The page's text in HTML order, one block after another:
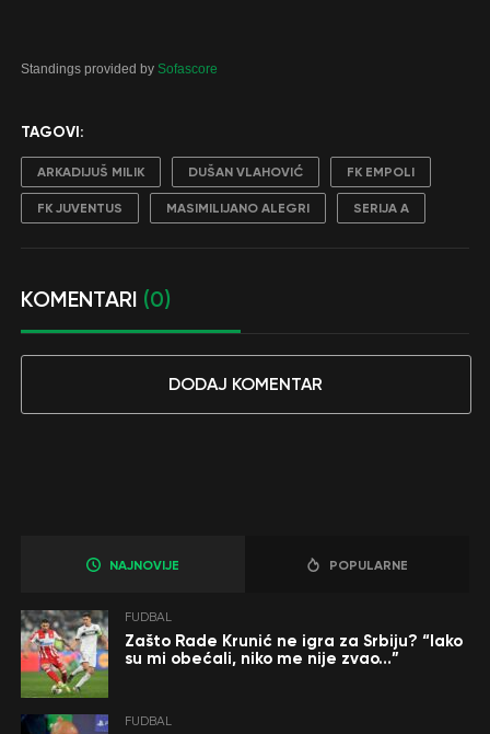
Standings provided by Sofascore
TAGOVI:
ARKADIJUŠ MILIK DUŠAN VLAHOVIĆ FK EMPOLI
FK JUVENTUS MASIMILIJANO ALEGRI SERIJA A
KOMENTARI (0)
DODAJ KOMENTAR
NAJNOVIJE POPULARNE
FUDBAL
Zašto Rade Krunić ne igra za Srbiju? “Iako
su mi obećali, niko me nije zvao…”
FUDBAL